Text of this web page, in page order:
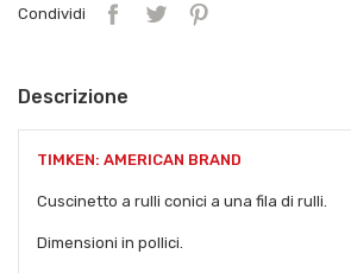
Condividi
Descrizione
TIMKEN: AMERICAN BRAND
Cuscinetto a rulli conici a una fila di rulli.
Dimensioni in pollici.